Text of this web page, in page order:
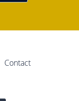
Contact